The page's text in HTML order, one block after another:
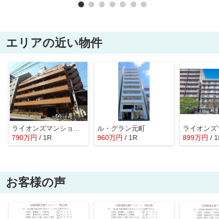
エリアの近い物件
790万円 / 1R
ル・グラン元町
960万円 / 1R 899万円 /
お客様の声